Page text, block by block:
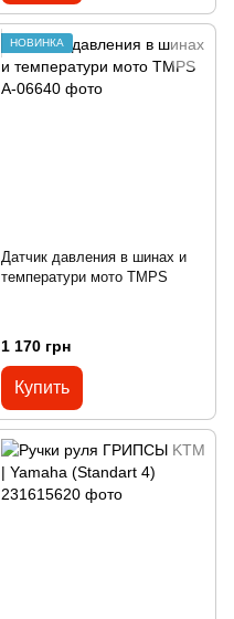
НОВИНКА
Датчик давления в шинах и
температури мото TMPS
1 170 грн
Купить